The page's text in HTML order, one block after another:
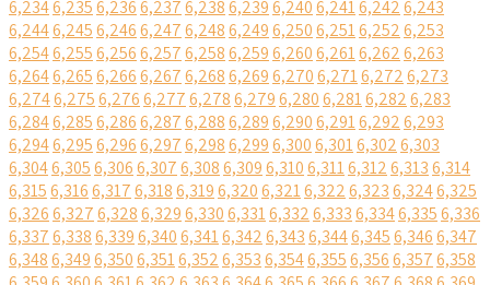
6,2346,2356,2366,2376,2386,2396,2406,2416,2426,243
6,2446,2456,2466,2476,2486,2496,2506,2516,2526,253
6,2546,2556,2566,2576,2586,2596,2606,2616,2626,263
6,2646,2656,2666,2676,2686,2696,2706,2716,2726,273
6,2746,2756,2766,2776,2786,2796,2806,2816,2826,283
6,2846,2856,2866,2876,2886,2896,2906,2916,2926,293
6,2946,2956,2966,2976,2986,2996,3006,3016,3026,303
6,3046,3056,3066,3076,3086,3096,3106,3116,3126,3136,314
6,3156,3166,3176,3186,3196,3206,3216,3226,3236,3246,325
6,3266,3276,3286,3296,3306,3316,3326,3336,3346,3356,336
6,3376,3386,3396,3406,3416,3426,3436,3446,3456,3466,347
6,3486,3496,3506,3516,3526,3536,3546,3556,3566,3576,358